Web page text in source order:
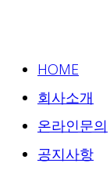
HOME
회사소개
온라인문의
공지사항